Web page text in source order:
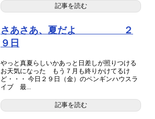
記事を読む
さあさあ、夏だよ ２
９日
やっと真夏らしいかあっと日差しが照りつける
お天気になった もう７月も終りかけてるけ
ど・・・ 今日２９日（金）のペンギンハウスラ
イブ 最...
記事を読む